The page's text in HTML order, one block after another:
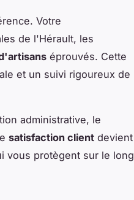
Votre
de l'Hérault, les
éprouvés. Cette
et un suivi rigoureux de
administrative, le
satisfaction client devient
vous protègent sur le long